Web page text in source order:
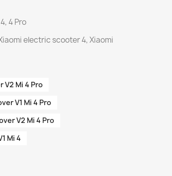
4 Pro
electric scooter 4, Xiaomi
V2 Mi 4 Pro
V1 Mi 4 Pro
V2 Mi 4 Pro
Mi 4